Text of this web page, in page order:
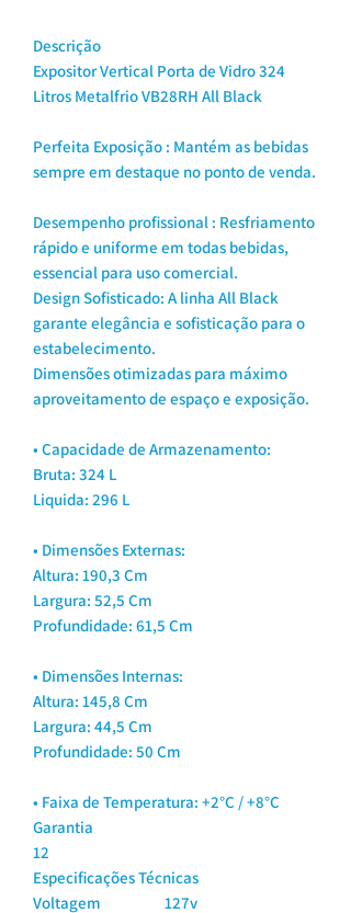
Descrição
Expositor Vertical Porta de Vidro 324
Litros Metalfrio VB28RH All Black
Perfeita Exposição : Mantém as bebidas
sempre em destaque no ponto de venda.
Desempenho profissional : Resfriamento
rápido e uniforme em todas bebidas,
essencial para uso comercial.
Design Sofisticado: A linha All Black
garante elegância e sofisticação para o
estabelecimento.
Dimensões otimizadas para máximo
aproveitamento de espaço e exposição.
• Capacidade de Armazenamento:
Bruta: 324 L
Liquida: 296 L
• Dimensões Externas:
Altura: 190,3 Cm
Largura: 52,5 Cm
Profundidade: 61,5 Cm
• Dimensões Internas:
Altura: 145,8 Cm
Largura: 44,5 Cm
Profundidade: 50 Cm
• Faixa de Temperatura: +2°C / +8°C
Garantia
12
Especificações Técnicas
Voltagem
127v